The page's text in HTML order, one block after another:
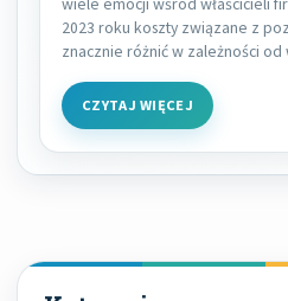
2023 roku koszty związane z
znacznie różnić w zależności od
CZYTAJ WIĘCEJ